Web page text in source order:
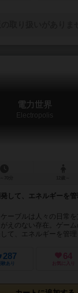
電力世界
Electropolis
して、エネルギーを
ーブルは人々の日常
えのない存在。ゲーム
て、エネルギーを管理
287
あり
64
お気に入り